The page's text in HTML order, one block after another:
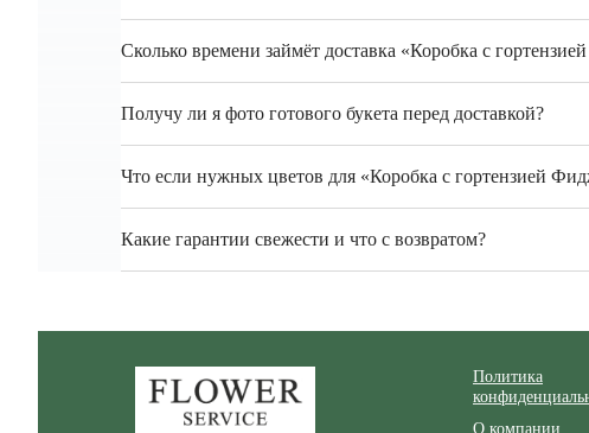
Сколько времени займёт доставка «Коробка с
Получу ли я фото готового букета перед доставкой?
Что если нужных цветов для «Коробка с гортензией
Какие гарантии свежести и что с возвратом?
Политика
О компании